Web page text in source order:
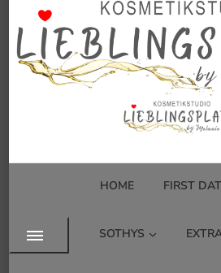
Kosmetikstudio
Melanie
Kosmetikstudio mit
HOME FIRST
SOTHYS